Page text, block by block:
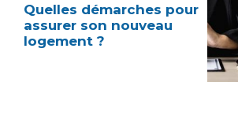
Quelles démarches pour
assurer son nouveau
logement ?